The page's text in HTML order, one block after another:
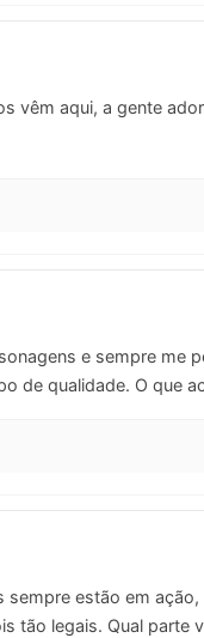
vêm aqui, a gente
e sempre me
de qualidade. O que
sempre estão em
tão legais. Qual parte